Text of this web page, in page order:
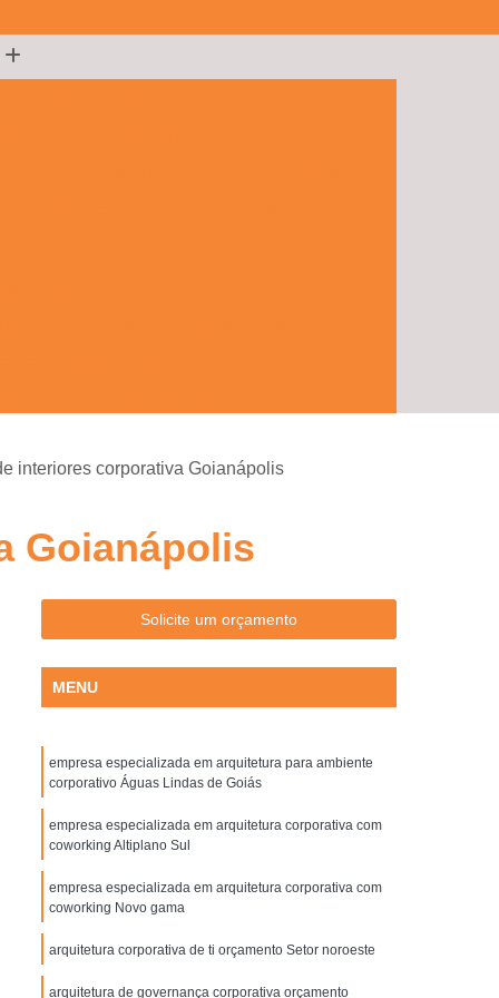
Hall Corporativo Goiânia
Acustica Goiânia
Area de Convivencia Goiânia
Arquitetura Corporativa de Escritório Goiânia
Estilo Industrial Goiânia
Goiânia
Arquitetura Corporativa
Arquitetura Corporativa em Goiânia
Decoração Corporativa
Arquitetura e Construção Corporativa
Arquitetura Biofilia
interiores corporativa Goianápolis
Goianápolis
Solicite um orçamento
MENU
empresa especializada em arquitetura para ambiente
corporativo Águas Lindas de Goiás
empresa especializada em arquitetura corporativa com
coworking Altiplano Sul
empresa especializada em arquitetura corporativa com
coworking Novo gama
arquitetura corporativa de ti orçamento Setor noroeste
arquitetura de governança corporativa orçamento